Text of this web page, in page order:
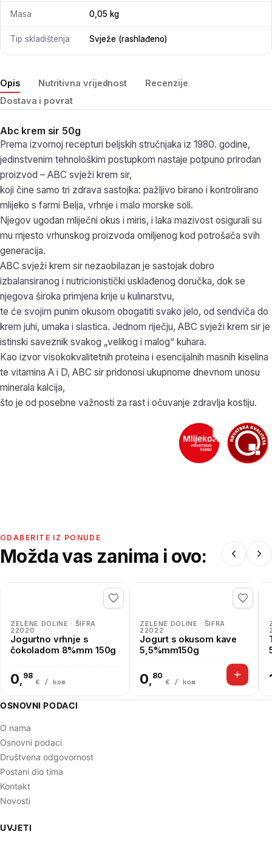
Opis Nutritivna vrijednost
Recenzije
Dostava i povrat
Abc krem sir 50g
Prema izvornoj recepturi beljskih stručnjaka iz 1980. godine,
jedinstvenim tehnološkim postupkom nastaje potpuno prirodan
proizvod – ABC svježi krem sir,
koji čine samo tri zdrava sastojka: pažljivo birano i kontrolirano
mlijeko s farmi Belja, vrhnje i malo morske soli.
Njegov ugodan mliječni okus i miris, i laka mazivost osigurali su
mu mjesto vrhunskog proizvoda omiljenog kod potrošača svih
generacija.
ABC svježi krem sir nezaobilazan je sastojak dobro
izbalansiranog i nutricionistički usklađenog doručka, dok se
njegova široka primjena krije u kulinarstvu,
te će svojim punim okusom obogatiti svako jelo, od sendviča do
krem juhi, umaka i slastica. Jednom riječju, ABC svježi krem sir je
istinski saveznik svakog „velikog i malog“ kuhara.
Kao izvor visokokvalitetnih proteina i esencijalnih masnih kiselina
te vitamina A i D, ABC sir pridonosi ukupnome dnevnom unosu
minerala kalcija,
što je od posebne važnosti za rast i očuvanje zdravlja kostiju.
Masa 0,05 kg
Tip skladištenja Svježe (rashlađeno)
ODABERITE IZ PONUDE
Možda vas zanima i ovo:
ZELENE DOLINE · ŠIFRA
22020
Jogurtno vrhnje s
čokoladom 8%mm 150g
0, 98
€ / kom
ZELENE DOLINE · ŠIFRA
22022
Jogurt s okusom kave
5,5%mm150g
0, 80
€ / kom
OSNOVNI PODACI
O nama
Osnovni podaci
Društvena odgovornost
Postani dio tima
Kontakt
Novosti
UVJETI